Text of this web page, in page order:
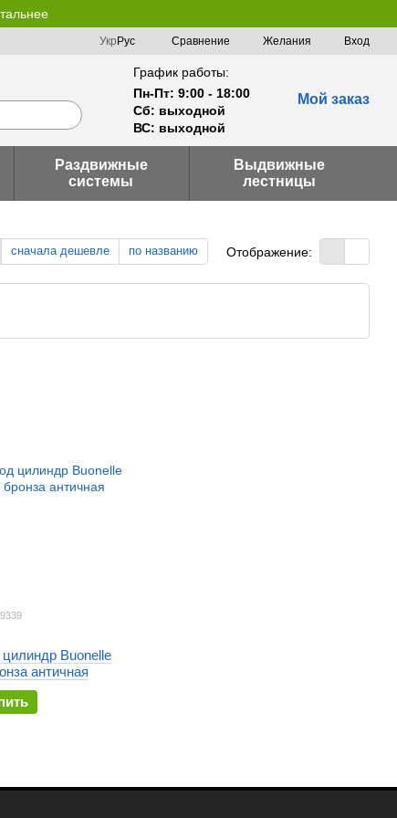
Укр Рус Сравнение Желания Вход
График работы:
Пн-Пт: 9:00 - 18:00
Сб: выходной
ВС: выходной
Мой заказ
Раздвижные
системы
Выдвижные
лестницы
сначала дешевле по названию Отображение:
Buonelle
античная